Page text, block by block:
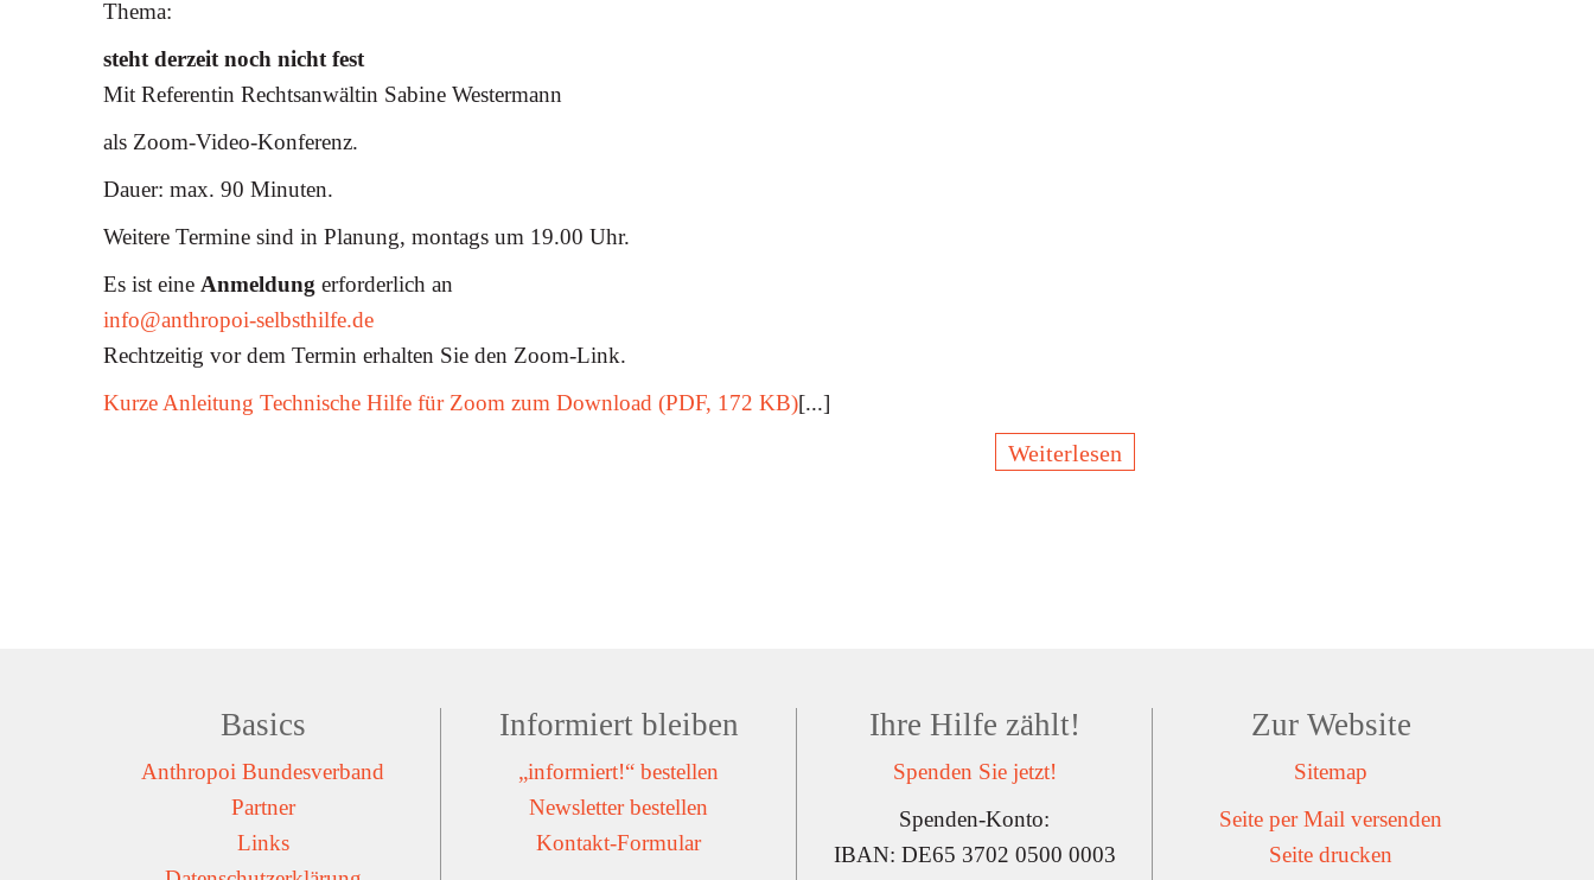
Thema:
steht derzeit noch nicht fest
Mit Referentin Rechtsanwältin Sabine Westermann
als Zoom-Video-Konferenz.
Dauer: max. 90 Minuten.
Weitere Termine sind in Planung, montags um 19.00 Uhr.
Es ist eine Anmeldung erforderlich an
info@anthropoi-selbsthilfe.de
Rechtzeitig vor dem Termin erhalten Sie den Zoom-Link.
Kurze Anleitung Technische Hilfe für Zoom zum Download (PDF, 172 KB)[...]
Weiterlesen
Basics
Anthropoi Bundesverband
Partner
Links
Informiert bleiben
„informiert!“ bestellen
Newsletter bestellen
Kontakt-Formular
Ihre Hilfe zählt!
Spenden Sie jetzt!
Spenden-Konto:
IBAN: DE65 3702 0500 0003
Zur Website
Sitemap
Seite per Mail versenden
Seite drucken